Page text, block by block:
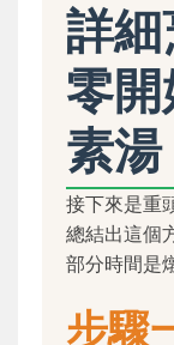
詳
零
素湯
接下來是重
總結出這個
部分時間是
步驟